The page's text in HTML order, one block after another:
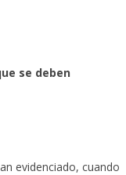
se deben
evidenciado, cuando